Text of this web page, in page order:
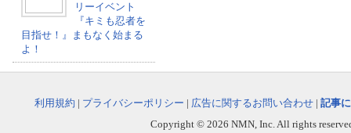
リーイベント
『キミも忍者を
目指せ！』まもなく始まる
よ！
利用規約 | プライバシーポリシー | 広告に関するお問い合わせ | 記事
Copyright © 2026 NMN, Inc. All rights